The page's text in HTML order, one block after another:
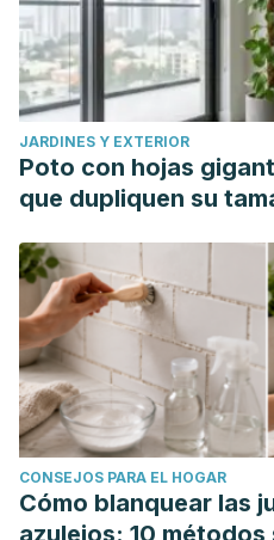
JARDINES Y EXTERIOR
Poto con hojas
que dupliquen su
CONSEJOS PARA EL HOGAR
Cómo blanquear las
azulejos: 10